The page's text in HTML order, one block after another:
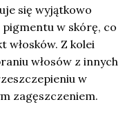
się wyjątkowo
w skórę, co
włosków. Z kolei
włosów z innych
w
zagęszczeniem.